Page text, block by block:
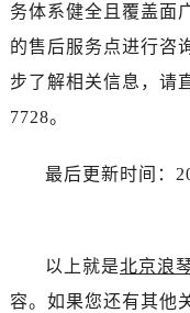
务体系健全且覆盖面
的售后服务点进行咨
步了解相关信息，请
7728。
最后更新时间：
以上就是北京浪
容。如果您还有其他